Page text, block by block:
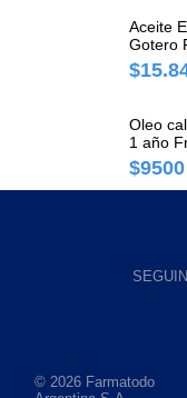
Aceite
Gotero
Oleo
1 año
$9500
© 2026 Farmatodo